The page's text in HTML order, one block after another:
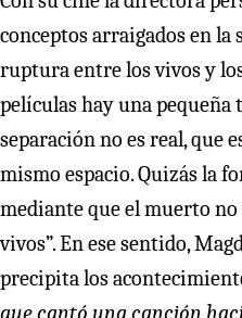
conceptos arraigados en la
ruptura entre los vivos y
películas hay una pequeña
separación no es real, que
mismo espacio. Quizás la
mediante que el muerto
vivos”. En ese sentido,
precipita los